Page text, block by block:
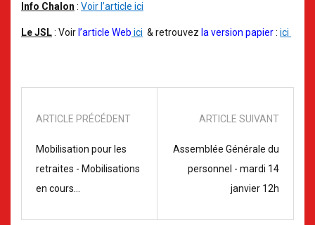
Info Chalon : Voir l’article ici
Le JSL: Voir l’article Web ici & retrouvez la version papier: ici
ARTICLE PRÉCÉDENT
Mobilisation pour les
retraites - Mobilisations
en cours...
ARTICLE SUIVANT
Assemblée Générale du
personnel - mardi 14
janvier 12h